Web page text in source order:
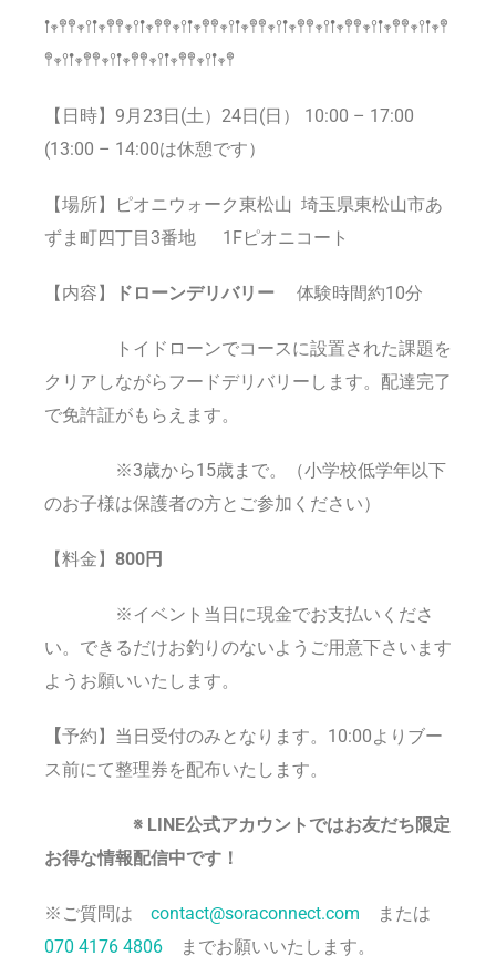
𖡡𖥧𖤣𖤣𖥧𖥣𖡡𖥧𖤣𖤣𖥧𖥣𖡡𖥧𖤣𖤣𖥧𖥣𖡡𖥧𖤣𖤣𖥧𖥣𖡡𖥧𖤣𖤣𖥧𖥣𖡡𖥧𖤣𖤣𖥧𖥣𖡡𖥧𖤣𖤣𖥧𖥣𖡡𖥧𖤣𖤣𖥧𖥣𖡡𖥧𖤣
𖤣𖥧𖥣𖡡𖥧𖤣𖤣𖥧𖥣𖡡𖥧𖤣𖤣𖥧𖥣𖡡𖥧𖤣𖤣𖥧𖥣𖡡𖥧𖤣
【日時】9月23日(土）24日(日） 10:00 – 17:00
(13:00 – 14:00は休憩です）
【場所】ピオニウォーク東松山 埼玉県東松山市あ
ずま町四丁目3番地
1Fピオニコート
【内容】 ドローンデリバリー 体験時間約10分
トイドローンでコースに設置された課題を
クリアしながらフードデリバリーします。配達完了
で免許証がもらえます。
※3歳から15歳まで。（小学校低学年以下
のお子様は保護者の方とご参加ください）
【料金】 800円
※イベント当日に現金でお支払いくださ
い。できるだけお釣りのないようご用意下さいます
ようお願いいたします。
【予約】当日受付のみとなります。10:00よりブー
ス前にて整理券を配布いたします。
※ LINE公式アカウントではお友だち限定
お得な情報配信中です！
※ご質問は contact@soraconnect.com または
070 4176 4806 までお願いいたします。